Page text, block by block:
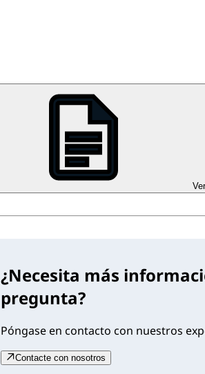
¿Necesita más
pregunta?
Póngase en contacto con nuestros
Contacte con nosotros